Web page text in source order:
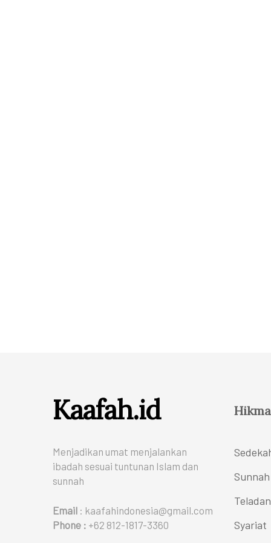
Kaafah.id
Menjadikan umat menjalankan
ibadah sesuai tuntunan Islam dan
sunnah
Email : kaafahindonesia@gmail.com
Phone : +62 812-1817-3360
Sunnah
Teladan
Syariat